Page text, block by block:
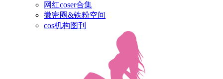
网红coser合集
微密圈&铁粉空间
cos机构图刊